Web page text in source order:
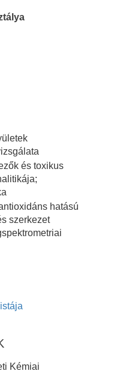
és toxikus
hatású
szerkezet
Kémiai